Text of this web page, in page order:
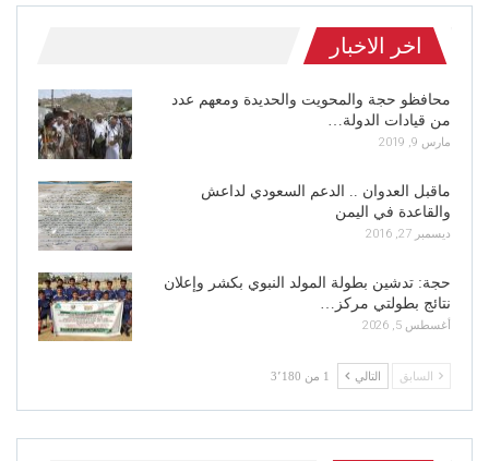
اخر الاخبار
محافظو حجة والمحويت والحديدة ومعهم عدد
من قيادات الدولة…
مارس 9, 2019
ماقبل العدوان .. الدعم السعودي لداعش
والقاعدة في اليمن
ديسمبر 27, 2016
حجة: تدشين بطولة المولد النبوي بكشر وإعلان
نتائج بطولتي مركز…
أغسطس 5, 2026
السابق التالي 1 من 3٬180